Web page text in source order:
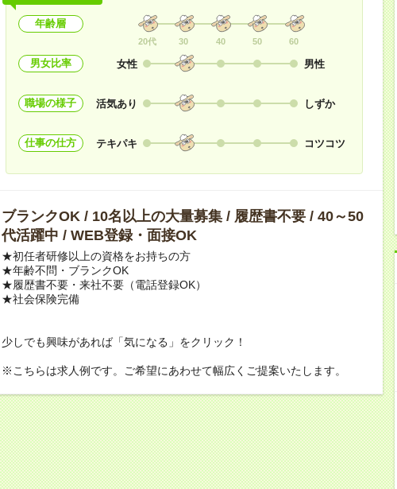
年齢層
20代 30 40 50 60
男女比率 女性 男性
職場の様子 活気あり しずか
仕事の仕方 テキパキ コツコツ
ブランクOK / 10名以上の大量募集 / 履歴書不要 / 40～50
代活躍中 / WEB登録・面接OK
★初任者研修以上の資格をお持ちの方
★年齢不問・ブランクOK
★履歴書不要・来社不要（電話登録OK）
★社会保険完備
少しでも興味があれば「気になる」をクリック！
※こちらは求人例です。ご希望にあわせて幅広くご提案いたします。